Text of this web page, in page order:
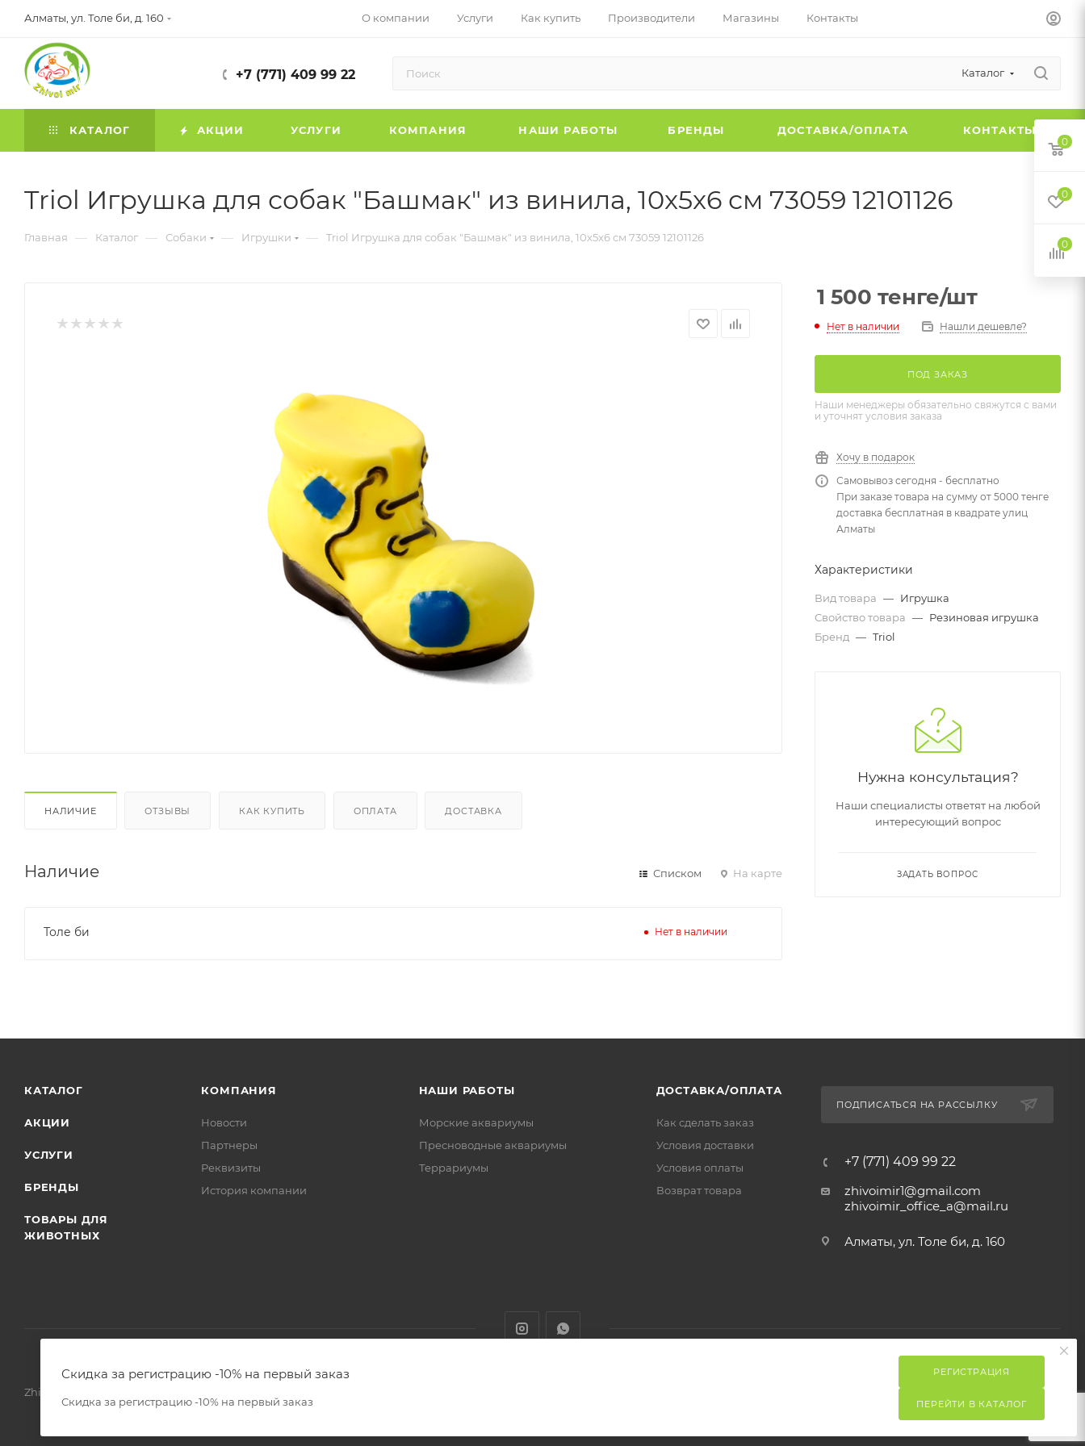
Алматы, ул. Толе би, д. 160 О компании Услуги Как купить Производители Магазины Контакты
+7 (771) 409 99 22 Каталог
КАТАЛОГ АКЦИИ УСЛУГИ КОМПАНИЯ НАШИ РАБОТЫ БРЕНДЫ ДОСТАВКА/ОПЛАТА КОНТАКТЫ
Triol Игрушка для собак "Башмак" из винила, 10x5x6 см 73059 12101126
Главная — Каталог — Собаки — Игрушки — Triol Игрушка для собак "Башмак" из винила, 10x5x6 см 73059 12101126
НАЛИЧИЕ ОТЗЫВЫ КАК КУПИТЬ ОПЛАТА ДОСТАВКА
Наличие Списком На карте
Толе би Нет в наличии
1 500 тенге/шт
Нет в наличии Нашли дешевле?
ПОД ЗАКАЗ
Наши менеджеры обязательно свяжутся с вами
и уточнят условия заказа
Хочу в подарок
Самовывоз сегодня - бесплатно
При заказе товара на сумму от 5000 тенге
доставка бесплатная в квадрате улиц
Алматы
Характеристики
Вид товара — Игрушка
Свойство товара — Резиновая игрушка
Бренд — Triol
Нужна консультация?
Наши специалисты ответят на любой
интересующий вопрос
ЗАДАТЬ ВОПРОС
КАТАЛОГ
АКЦИИ
УСЛУГИ
БРЕНДЫ
ТОВАРЫ ДЛЯ
ЖИВОТНЫХ
КОМПАНИЯ
Новости
Партнеры
Реквизиты
История компании
НАШИ РАБОТЫ
Морские аквариумы
Пресноводные аквариумы
Террариумы
ДОСТАВКА/ОПЛАТА
Как сделать заказ
Условия доставки
Условия оплаты
Возврат товара
ПОДПИСАТЬСЯ НА РАССЫЛКУ
+7 (771) 409 99 22
zhivoimir1@gmail.com
zhivoimir_office_a@mail.ru
Алматы, ул. Толе би, д. 160
Zhivoimir.kz 2026 © – Интернет-зоомагазин для питомцев и животных с доставкой товаров по Алматы и Казахстану
0
0
0
Скидка за регистрацию -10% на первый заказ
Скидка за регистрацию -10% на первый заказ
РЕГИСТРАЦИЯ
ПЕРЕЙТИ В КАТАЛОГ